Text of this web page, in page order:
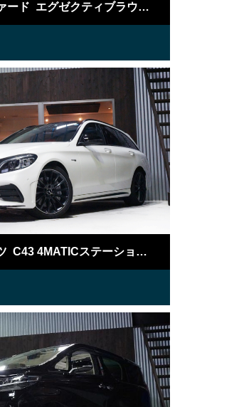
トヨタ アルファード エグゼクティブラウンジS LM仕様
メルセデスベンツ C43 4MATICステーションワゴン